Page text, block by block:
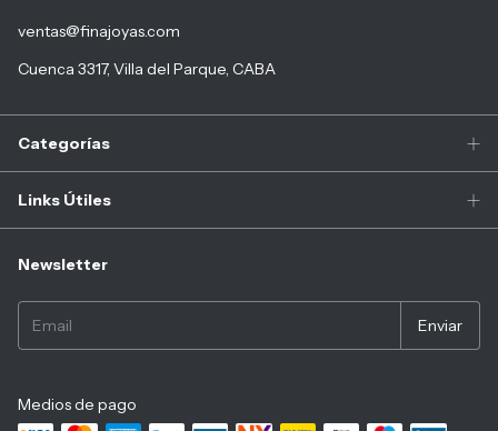
ventas@finajoyas.com
Cuenca 3317, Villa del Parque, CABA
Categorías
Links Útiles
Newsletter
Medios de pago